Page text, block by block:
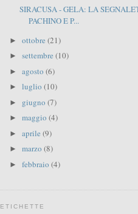
SIRACUSA - GELA: LA
PACHINO E P...
►ottobre(21)
►settembre(10)
►agosto(6)
►luglio(10)
► giugno(7)
►maggio(4)
►aprile(9)
►marzo(8)
►febbraio(4)
ETICHETTE